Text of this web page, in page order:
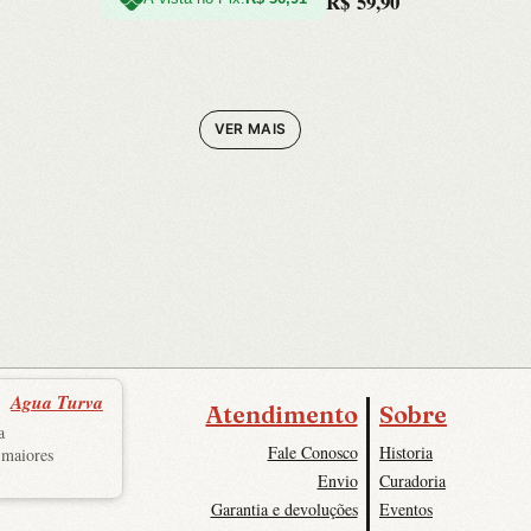
VER MAIS
Agua Turva Atendimento
Fale Conosco
Envio
Garantia e devoluções
Sobre
Historia
Curadoria
Eventos